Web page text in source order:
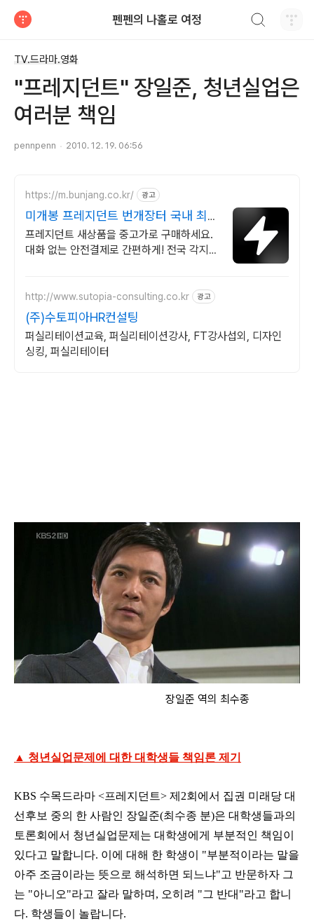
펜펜의 나홀로 여정
TV.드라마.영화
"프레지던트" 장일준, 청년실업은
여러분 책임
pennpenn 2010. 12. 19. 06:56
https://m.bunjang.co.kr/ 광고
미개봉 프레지던트 번개장터 국내 최대
브랜드 중고거래
프레지던트 새상품을 중고가로 구매하세요.
대화 없는 안전결제로 간편하게! 전국 각지에
http://www.sutopia-consulting.co.kr 광고
(주)수토피아HR컨설팅
퍼실리테이션교육, 퍼실리테이션강사, FT강사섭외, 디자인
싱킹, 퍼실리테이터
장일준 역의 최수종
▲ 청년실업문제에 대한 대학생들 책임론 제기
KBS 수목드라마 <프레지던트> 제2회에서 집권 미래당 대
선후보 중의 한 사람인 장일준(최수종 분)은 대학생들과의
토론회에서 청년실업문제는 대학생에게 부분적인 책임이
있다고 말합니다. 이에 대해 한 학생이 "부분적이라는 말을
아주 조금이라는 뜻으로 해석하면 되느냐"고 반문하자 그
는 "아니오"라고 잘라 말하며, 오히려 "그 반대"라고 합니
다. 학생들이 놀랍니다.